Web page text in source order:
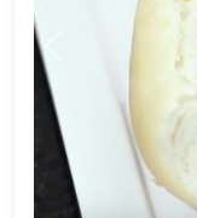
Previous